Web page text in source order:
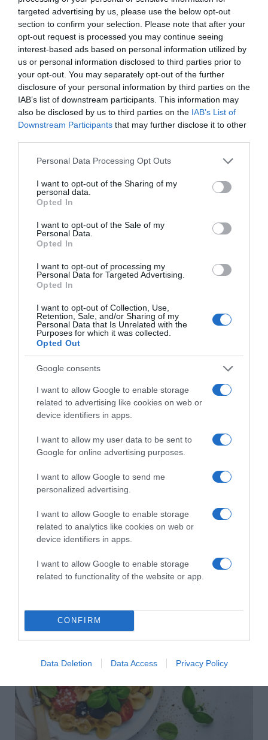
targeted advertising by us, please use the below opt-out
section to confirm your selection. Please note that after your
opt-out request is processed you may continue seeing
interest-based ads based on personal information utilized by
us or personal information disclosed to third parties prior to
your opt-out. You may separately opt-out of the further
disclosure of your personal information by third parties on the
IAB’s list of downstream participants. This information may
also be disclosed by us to third parties on the IAB’s List of
Downstream Participants that may further disclose it to other
Please note that this website/app uses one or more Google
not limited to your visit or usage behaviour. You may click to
grant or deny consent to Google and its third-party tags to
use your data for below specified purposes in below Google
consent section.
Personal Data Processing Opt Outs
I want to opt-out of the Sharing of my
personal data.
Opted In
I want to opt-out of the Sale of my
Personal Data.
Opted In
I want to opt-out of processing my
Personal Data for Targeted Advertising.
Opted In
I want to opt-out of Collection, Use,
Retention, Sale, and/or Sharing of my
Personal Data that Is Unrelated with the
Purposes for which it was collected.
Opted Out
Google consents
I want to allow Google to enable storage
related to advertising like cookies on web or
device identifiers in apps.
I want to allow my user data to be sent to
Google for online advertising purposes.
I want to allow Google to send me
personalized advertising.
I want to allow Google to enable storage
related to analytics like cookies on web or
device identifiers in apps.
I want to allow Google to enable storage
related to functionality of the website or app.
CONFIRM
Data Deletion Data Access Privacy Policy
A „kellemeset a hasznossal” mondás valószínűleg
minden menyasszony számára ismerős. A hétvégi
kirándulásokat összekötjük a helyszínbejárással, az ebéd
vagy a vacsora apropóját a catering kipróbálása adja, sőt,
még a tömegközlekedésen is dekorinspirációkat
nézegethetsz a telefonodon. Ugyanez a szemlélet a
szépségápolásban is működhet: miközben bőrödnek
megadod a szükséges törődést, elmédnek is jut néhány
perc pihenés. A különböző technológiák – például a hő-,
krio- és LED-fényterápia – segíthetnek abban, hogy a
Ne feledd: a ragyogó bőr nem egyetlen csodatermék
eredménye, hanem a következetes törődésé. Ha időben
elkezded a bőrápolási rutinod finomhangolását, és a
megfelelő eszközökkel támogatod azt, a különbség
látványos lesz. A nagy napon pedig már nem a bőröd
miatt kell aggódnod – csak arra koncentrálhatsz, ami
Megosztás:
Címkék: esküvő,hidratálás,bor,tipp,ragyogás
Korábbi bejegyzések
HASONLÓ BEJEGYZÉSEK
2026-08-07.
Túlzott félelem a közös jövőtől – hogyan kerüld el egy új